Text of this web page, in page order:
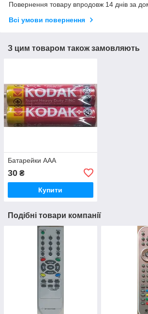
Повернення товару впродовж 14 днів за
Всі умови повернення
З цим товаром також замовляють
Батарейки ААА
30 ₴
Купити
Подібні товари компанії